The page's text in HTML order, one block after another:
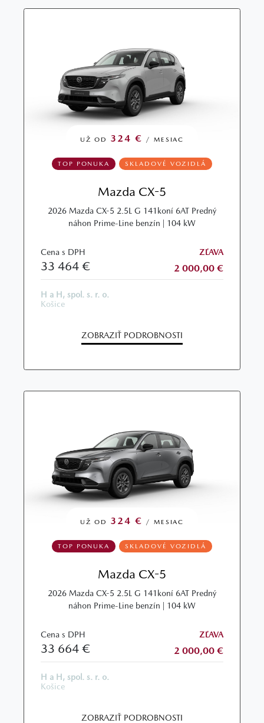
UŽ OD 324 € / MESIAC
TOP PONUKA SKLADOVÉ VOZIDLÁ
Mazda CX-5
2026 Mazda CX-5 2.5L G 141koní 6AT Predný
náhon Prime-Line benzín | 104 kW
Cena s DPH
33 464 €
ZĽAVA
2 000,00 €
H a H, spol. s. r. o.
Košice
ZOBRAZIŤ PODROBNOSTI
UŽ OD 324 € / MESIAC
TOP PONUKA SKLADOVÉ VOZIDLÁ
Mazda CX-5
2026 Mazda CX-5 2.5L G 141koní 6AT Predný
náhon Prime-Line benzín | 104 kW
Cena s DPH
33 664 €
ZĽAVA
2 000,00 €
H a H, spol. s. r. o.
Košice
ZOBRAZIŤ PODROBNOSTI